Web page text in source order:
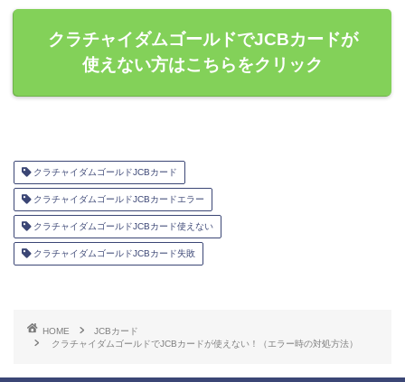
クラチャイダムゴールドでJCBカードが
使えない方はこちらをクリック
クラチャイダムゴールドJCBカード
クラチャイダムゴールドJCBカードエラー
クラチャイダムゴールドJCBカード使えない
クラチャイダムゴールドJCBカード失敗
HOME
JCBカード
クラチャイダムゴールドでJCBカードが使えない！（エラー時の対処方法）